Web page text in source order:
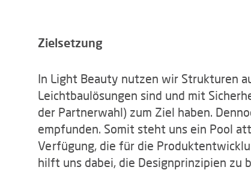
Zielsetzung
In Light Beauty nutzen wir Strukturen
Leichtbaulösungen sind und mit
der Partnerwahl) zum Ziel haben.
empfunden. Somit steht uns ein Pool
Verfügung, die für die
hilft uns dabei, die Designprinzipien zu